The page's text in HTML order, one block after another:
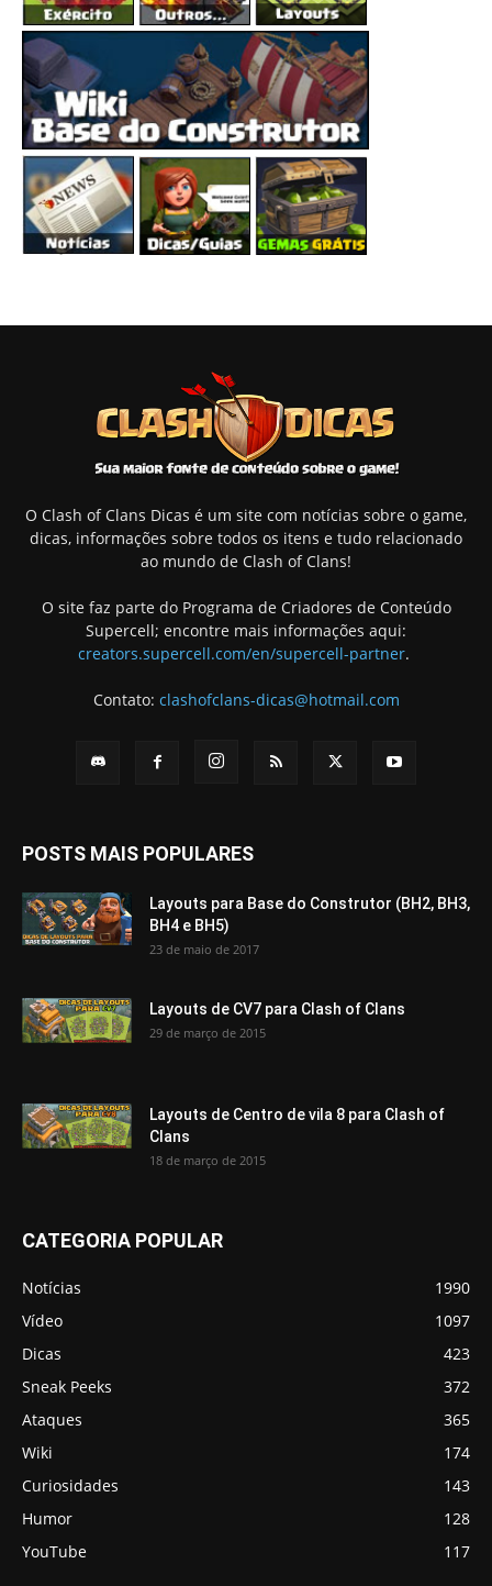
O Clash of Clans Dicas é um site com notícias sobre o game,
dicas, informações sobre todos os itens e tudo relacionado
ao mundo de Clash of Clans!
O site faz parte do Programa de Criadores de Conteúdo
Supercell; encontre mais informações aqui:
creators.supercell.com/en/supercell-partner.
Contato: clashofclans-dicas@hotmail.com
POSTS MAIS POPULARES
Layouts para Base do Construtor (BH2, BH3,
BH4 e BH5)
23 de maio de 2017
Layouts de CV7 para Clash of Clans
29 de março de 2015
Layouts de Centro de vila 8 para Clash of
Clans
18 de março de 2015
CATEGORIA POPULAR
Notícias
1990
Vídeo
1097
Dicas
423
Sneak Peeks
372
Ataques
365
Wiki
174
Curiosidades
143
Humor
128
YouTube
117